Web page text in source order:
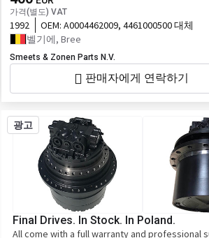
가격(별도) VAT
1992 OEM: A0004462009, 4461000500 대체
벨기에, Bree
Smeets & Zonen Parts N.V.
판매자에게 연락하기
광고
Final Drives. In Stock. In Poland.
All come with a full warranty and professional